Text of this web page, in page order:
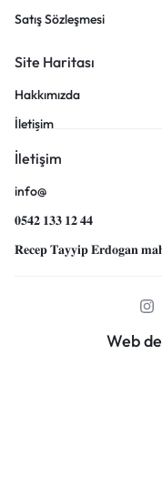
Satış Sözleşmesi
Site Haritası
Hakkımızda
İletişim
İletişim
info@
𝟎𝟓𝟒𝟐 𝟏𝟑𝟑 𝟏𝟐 𝟒𝟒
𝐑𝐞𝐜𝐞𝐩 𝐓𝐚𝐲𝐲𝐢𝐩 𝐄𝐫𝐝𝐨𝐠𝐚𝐧
Web